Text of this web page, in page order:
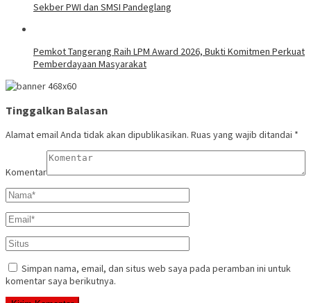
Sekber PWI dan SMSI Pandeglang
Pemkot Tangerang Raih LPM Award 2026, Bukti Komitmen Perkuat
Pemberdayaan Masyarakat
Tinggalkan Balasan
Alamat email Anda tidak akan dipublikasikan. Ruas yang wajib ditandai *
Komentar
Simpan nama, email, dan situs web saya pada peramban ini untuk
komentar saya berikutnya.